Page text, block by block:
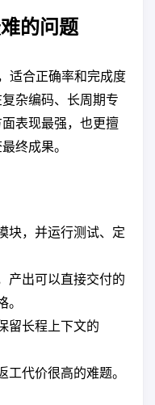
的问题
适合正确率和完成度
杂编码、长周期专
表现最强，也更擅
终成果。
块，并运行测试、定
产出可以直接交付的
留长程上下文的
代价很高的难题。